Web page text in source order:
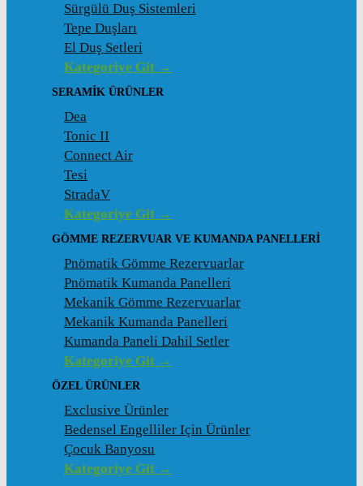
Sürgülü Duş Sistemleri
Tepe Duşları
El Duş Setleri
Kategoriye Git →
SERAMIK ÜRÜNLER
Dea
Tonic II
Connect Air
Tesi
StradaV
Kategoriye Git →
GÖMME REZERVUAR VE KUMANDA PANELLERI
Pnömatik Gömme Rezervuarlar
Pnömatik Kumanda Panelleri
Mekanik Gömme Rezervuarlar
Mekanik Kumanda Panelleri
Kumanda Paneli Dahil Setler
Kategoriye Git →
ÖZEL ÜRÜNLER
Exclusive Ürünler
Bedensel Engelliler Için Ürünler
Çocuk Banyosu
Kategoriye Git →